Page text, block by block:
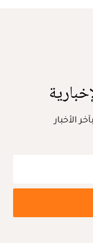
الأخبار